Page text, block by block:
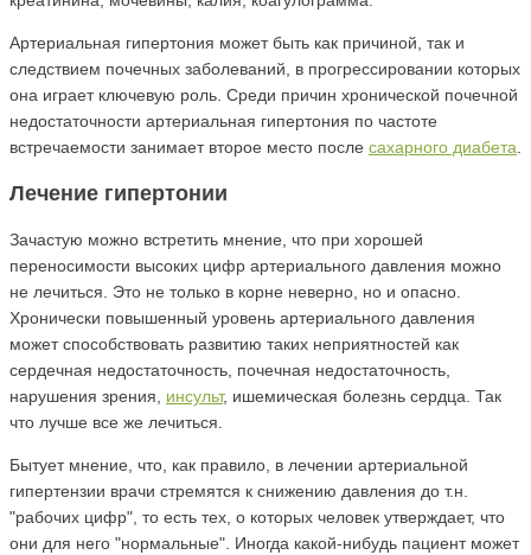
Артериальная гипертония может быть как причиной, так и
следствием почечных заболеваний, в прогрессировании которых
она играет ключевую роль. Среди причин хронической почечной
недостаточности артериальная гипертония по частоте
встречаемости занимает второе место после сахарного диабета.
Лечение гипертонии
Зачастую можно встретить мнение, что при хорошей
переносимости высоких цифр артериального давления можно
не лечиться. Это не только в корне неверно, но и опасно.
Хронически повышенный уровень артериального давления
может способствовать развитию таких неприятностей как
сердечная недостаточность, почечная недостаточность,
нарушения зрения, инсульт, ишемическая болезнь сердца. Так
что лучше все же лечиться.
Бытует мнение, что, как правило, в лечении артериальной
гипертензии врачи стремятся к снижению давления до т.н.
"рабочих цифр", то есть тех, о которых человек утверждает, что
они для него "нормальные". Иногда какой-нибудь пациент может